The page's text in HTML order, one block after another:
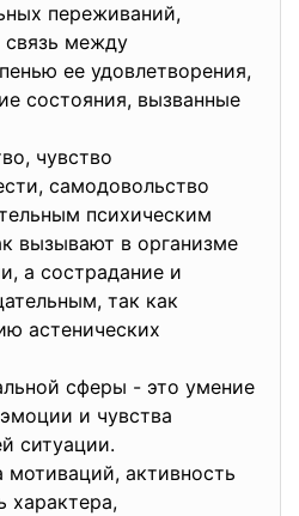
переживаний,
связь между
ее удовлетворения,
состояния, вызванные
чувство
самодовольство
психическим
вызывают в организме
а сострадание и
так как
астенических
сферы - это умение
и чувства
ситуации.
мотиваций, активность
характера,